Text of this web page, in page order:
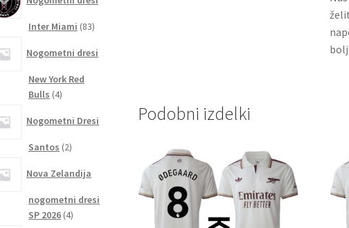
Podobni izdelki
Inter Miami 8383
Nogometni dresi
New York Red
Bulls 44
Nogometni Dresi
Santos 22
Nova Zelandija
nogometni dresi
SP 2026 44